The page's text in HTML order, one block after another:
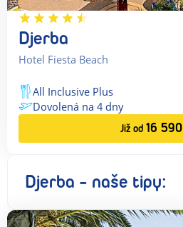
Djerba
Hotel Fiesta Beach
All Inclusive Plus
Dovolená na 4 dny
Již od 16 590
Djerba - naše tipy: